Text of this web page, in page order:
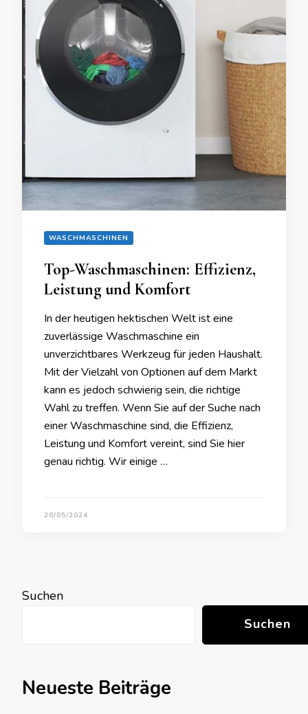
WASCHMASCHINEN
Top-Waschmaschinen: Effizienz,
Leistung und Komfort
In der heutigen hektischen Welt ist eine
zuverlässige Waschmaschine ein
unverzichtbares Werkzeug für jeden Haushalt.
Mit der Vielzahl von Optionen auf dem Markt
kann es jedoch schwierig sein, die richtige
Wahl zu treffen. Wenn Sie auf der Suche nach
einer Waschmaschine sind, die Effizienz,
Leistung und Komfort vereint, sind Sie hier
genau richtig. Wir einige …
20/05/2024
Suchen
Suchen
Neueste Beiträge